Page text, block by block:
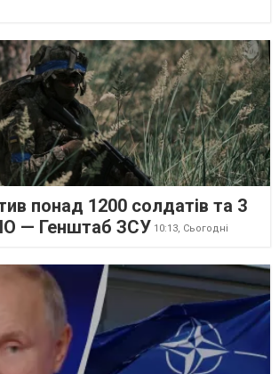
понад 1200 солдатів та 3
— Генштаб ЗСУ 10:13, Сьогодні